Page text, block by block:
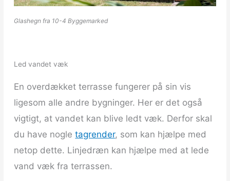
Glashegn fra 10-4 Byggemarked
Led vandet væk
En overdækket terrasse fungerer på sin vis
ligesom alle andre bygninger. Her er det også
vigtigt, at vandet kan blive ledt væk. Derfor skal
du have nogletagrender, som kan hjælpe med
netop dette. Linjedræn kan hjælpe med at lede
vand væk fra terrassen.